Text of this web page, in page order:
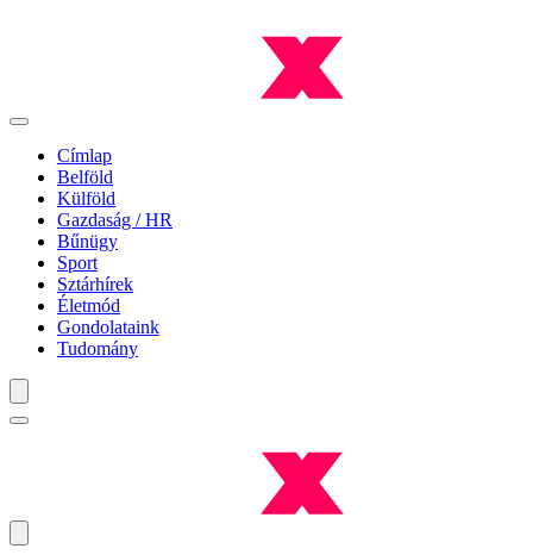
Címlap
Belföld
Külföld
Gazdaság / HR
Bűnügy
Sport
Sztárhírek
Életmód
Gondolataink
Tudomány